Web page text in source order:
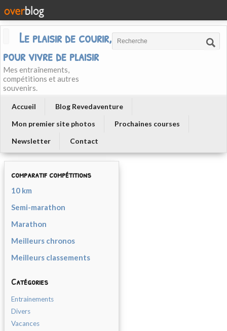
Le plaisir de courir, courir
pour vivre de plaisir
Mes entraînements,
compétitions et autres
souvenirs.
Accueil
Blog Revedaventure
Mon premier site photos
Prochaines courses
Newsletter
Contact
comparatif compétitions
10 km
Semi-marathon
Marathon
Meilleurs chronos
Meilleurs classements
Catégories
Entrainements
Divers
Vacances